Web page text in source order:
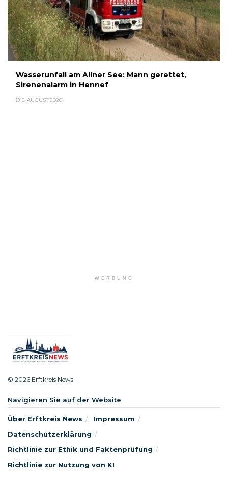
Wasserunfall am Allner See: Mann gerettet,
Sirenenalarm in Hennef
5. AUGUST 2026
WERBUNG
© 2026 Erftkreis News
Navigieren Sie auf der Website
Über Erftkreis News
Impressum
Datenschutzerklärung
Richtlinie zur Ethik und Faktenprüfung
Richtlinie zur Nutzung von KI